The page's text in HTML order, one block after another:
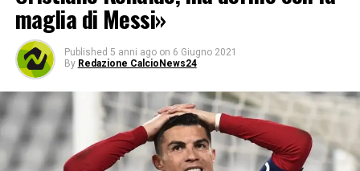
maglia di Messi»
Published 5 anni ago on 6 Giugno 2021
By Redazione CalcioNews24